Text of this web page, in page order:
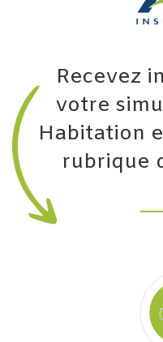
Recevez
votre
Habitation
rubrique